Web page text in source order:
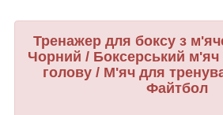
Тренажер для боксу з
Чорний / Боксерський
голову / М'яч для
Файтбол